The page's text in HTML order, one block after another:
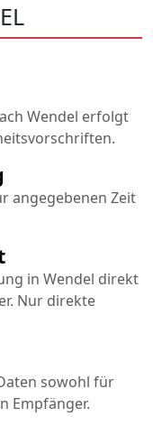
angegebenen Zeit
Wendel erfolgt
sowohl für
Empfänger.
in Wendel direkt
Nur direkte